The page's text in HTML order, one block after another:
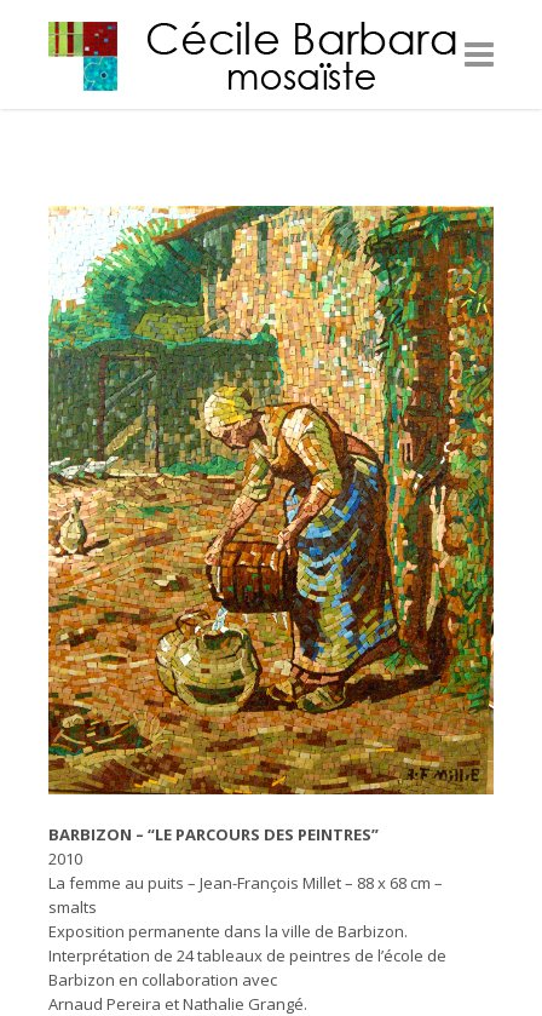
BARBIZON – “LE PARCOURS DES PEINTRES”
2010
La femme au puits – Jean-François Millet – 88 x 68 cm –
smalts
Exposition permanente dans la ville de Barbizon.
Interprétation de 24 tableaux de peintres de l’école de
Barbizon en collaboration avec
Arnaud Pereira et Nathalie Grangé.